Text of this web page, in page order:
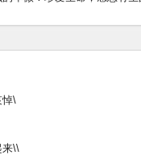
悼\
来\\